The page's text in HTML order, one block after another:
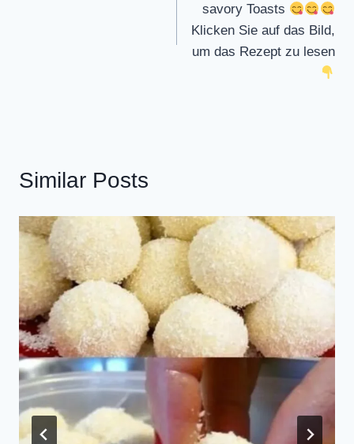
savory Toasts
Klicken Sie auf das Bild,
um das Rezept zu lesen
Similar Posts